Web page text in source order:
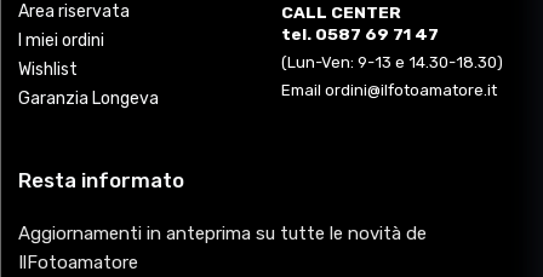
Area riservata
I miei ordini
Wishlist
Garanzia Longeva
CALL CENTER
tel. 0587 69 71 47
(Lun-Ven: 9-13 e 14.30-18.30)
Email ordini@ilfotoamatore.it
Resta informato
Aggiornamenti in anteprima su tutte le novità de
IlFotoamatore